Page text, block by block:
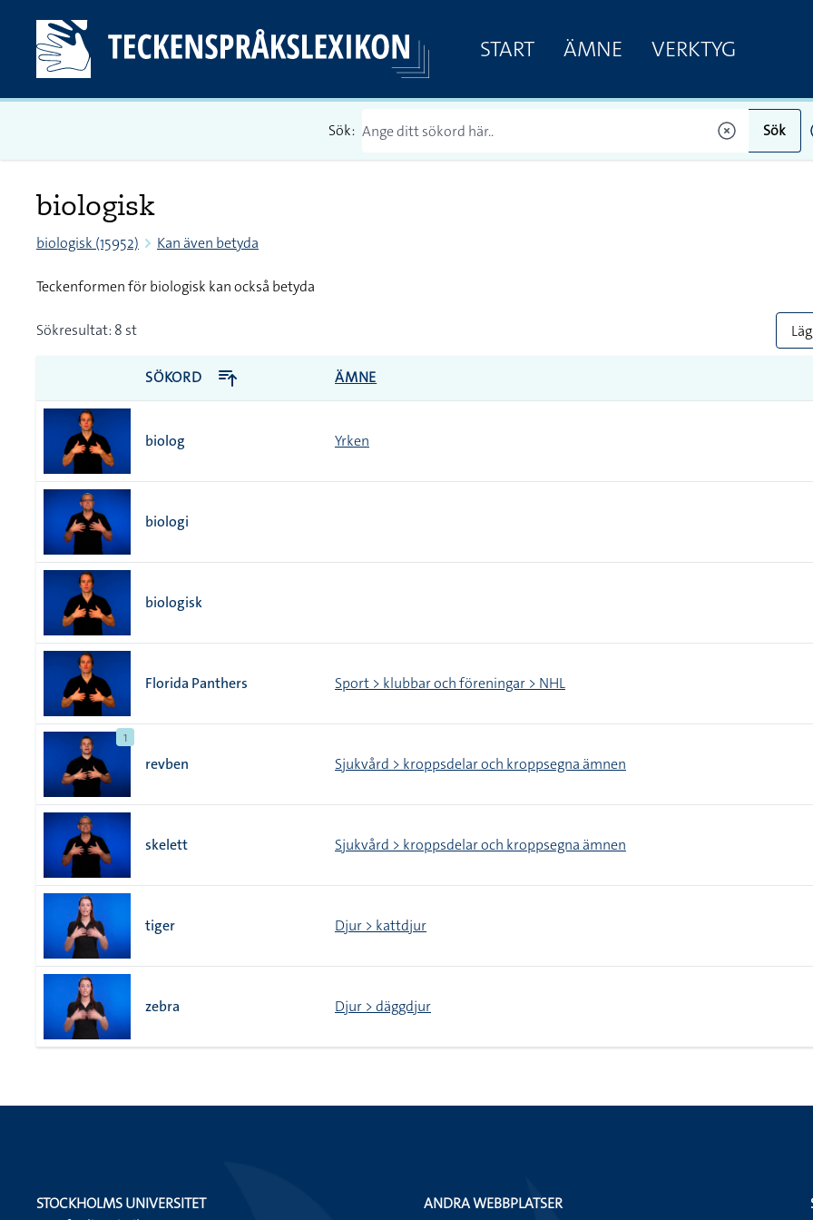
START ÄMNE VERKTYG
Sök: Sök
biologisk
biologisk (15952) Kan även betyda
Teckenformen för biologisk kan också betyda
Sökresultat: 8 st
SÖKORD ÄMNE
biolog Yrken
biologi
biologisk
Florida Panthers Sport > klubbar och föreningar > NHL
1
revben Sjukvård > kroppsdelar och kroppsegna ämnen
skelett Sjukvård > kroppsdelar och kroppsegna ämnen
tiger Djur > kattdjur
zebra Djur > däggdjur
STOCKHOLMS UNIVERSITET
ANDRA WEBBPLATSER